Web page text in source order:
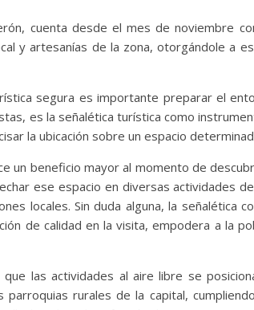
cuenta desde el mes de noviembre
y artesanías de la zona, otorgándole a
segura es importante preparar el
es la señalética turística como
la ubicación sobre un espacio
un beneficio mayor al momento de
ese espacio en diversas actividades
locales. Sin duda alguna, la señalética
de calidad en la visita, empodera a la
las actividades al aire libre se
parroquias rurales de la capital,